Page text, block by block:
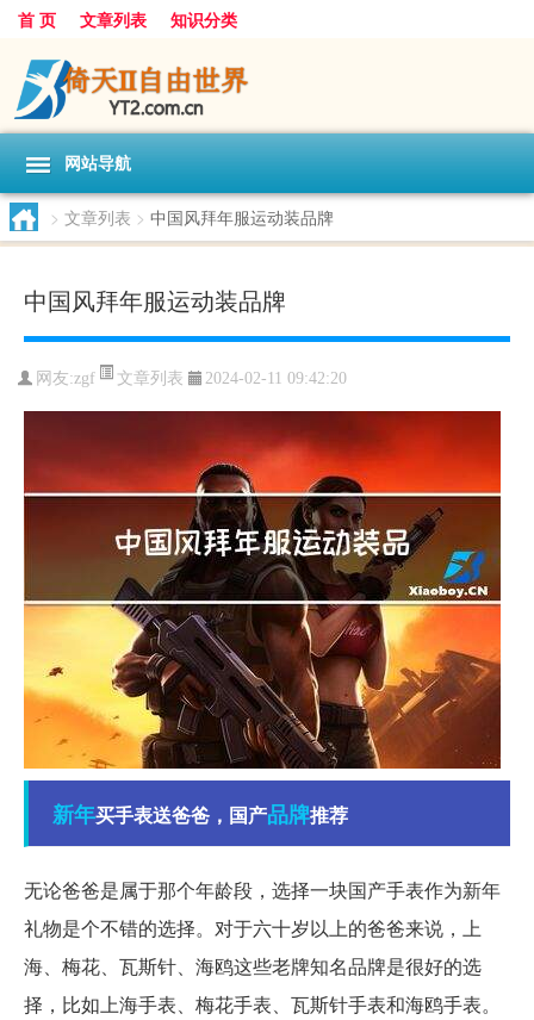
首 页 文章列表 知识分类
网站导航
> 文章列表 > 中国风拜年服运动装品牌
中国风拜年服运动装品牌
网友:zgf 文章列表 2024-02-11 09:42:20
新年买手表送爸爸，国产品牌推荐
无论爸爸是属于那个年龄段，选择一块国产手表作为新年
礼物是个不错的选择。对于六十岁以上的爸爸来说，上
海、梅花、瓦斯针、海鸥这些老牌知名品牌是很好的选
择，比如上海手表、梅花手表、瓦斯针手表和海鸥手表。